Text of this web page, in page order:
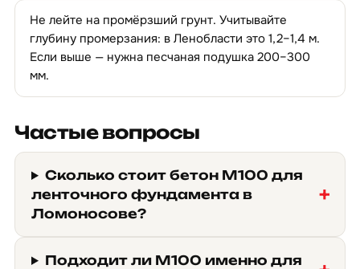
Не лейте на промёрзший грунт. Учитывайте
глубину промерзания: в Ленобласти это 1,2–1,4 м.
Если выше — нужна песчаная подушка 200–300
мм.
Частые вопросы
Сколько стоит бетон М100 для
ленточного фундамента в
Ломоносове?
Подходит ли М100 именно для